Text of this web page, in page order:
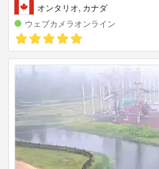
オンタリオ, カナダ
ウェブカメラオンライン